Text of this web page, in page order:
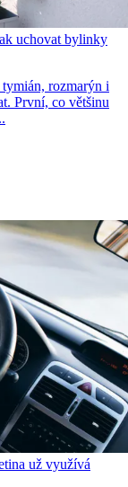
uchovat bylinky
rozmarýn i
První, co většinu
už využívá